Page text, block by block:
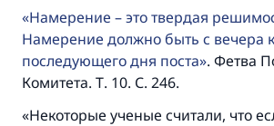
Намерение – это твердая
Намерение должно быть с вечера
последующего дня поста . Фетва
Комитета. Т. 10. С. 246.
«Некоторые ученые считали, что